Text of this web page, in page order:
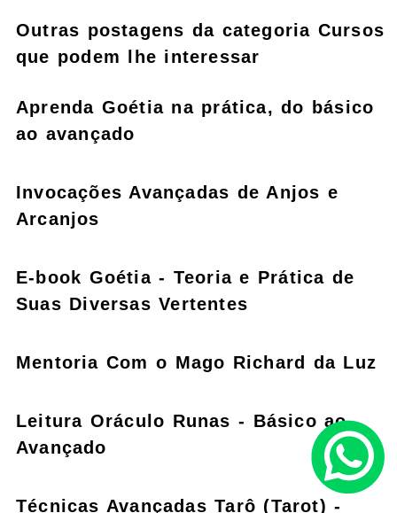
Outras postagens da categoria Cursos
que podem lhe interessar
Aprenda Goétia na prática, do básico
ao avançado
Invocações Avançadas de Anjos e
Arcanjos
E-book Goétia - Teoria e Prática de
Suas Diversas Vertentes
Mentoria Com o Mago Richard da Luz
Leitura Oráculo Runas - Básico ao
Avançado
Técnicas Avançadas Tarô (Tarot) -